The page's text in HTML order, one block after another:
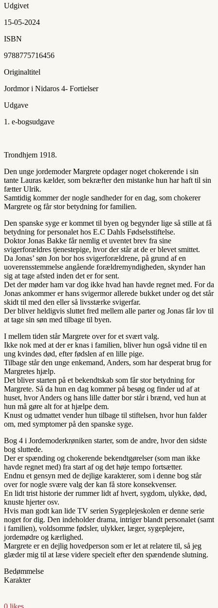
Udgivet
15-05-2024
ISBN
9788775716456
Originaltitel
Jordmor i Nidaros 4- Fortielser
Udgave
1. e-bogsudgave
Trondhjem 1918.
Den unge jordemoder Margrete opdager noget chokerende i sin
tante Lauras kælder, som bekræfter den mistanke hun har haft til sin
fætter Ulrik.
Samtidig kommer der nogle sandheder for en dag, som chokerer
Margrete og får stor betydning for familien.
Den spanske syge er kommet til byen og begynder lige så stille at få
betydning for personalet hos E.C Dahls Fødselsstiftelse.
Doktor Jonas Bakke får nemlig et uventet brev fra sine
svigerforældres tjenestepige, hvor der står at de er blevet smittet.
Da Jonas’ søn Jon bor hos svigerforældrene, på grund af en
uoverensstemmelse angående forældremyndigheden, skynder han
sig at tage afsted inden det er for sent.
Det der møder ham var dog ikke hvad han havde regnet med. For da
Jonas ankommer er hans svigermor allerede bukket under og det står
skidt til med den eller så livsstærke svigerfar.
Der bliver heldigvis sluttet fred mellem alle parter og Jonas får lov til
at tage sin søn med tilbage til byen.
I mellem tiden står Margrete over for et svært valg.
Ikke nok med at der er knas i familien, bliver hun også vidne til en
ung kvindes død, efter fødslen af en lille pige.
Tilbage står den unge enkemand, Anders, som har desperat brug for
Margretes hjælp.
Det bliver starten på et bekendtskab som får stor betydning for
Margrete. Så da hun en dag kommer på besøg og finder ud af at
huset, hvor Anders og hans lille datter bor står i brænd, ved hun at
hun må gøre alt for at hjælpe dem.
Knust og udmattet vender hun tilbage til stiftelsen, hvor hun falder
om, med symptomer på den spanske syge.
Bog 4 i Jordemoderkrøniken starter, som de andre, hvor den sidste
bog sluttede.
Der er spænding og chokerende bekendtgørelser (som man ikke
havde regnet med) fra start af og det høje tempo fortsætter.
Endnu et gensyn med de dejlige karakterer, som i denne bog står
over for nogle svære valg der kan få store konsekvenser.
En lidt trist historie der rummer lidt af hvert, sygdom, ulykke, død,
knuste hjerter osv.
Hvis man godt kan lide TV serien Sygeplejeskolen er denne serie
noget for dig. Den indeholder drama, intriger blandt personalet (samt
i familien), voldsomme fødsler, ulykker, læger, sygeplejere,
jordemødre og kærlighed.
Margrete er en dejlig hovedperson som er let at relatere til, så jeg
glæder mig til at læse videre specielt efter den spændende slutning.
Bedømmelse
Karakter
0 likes